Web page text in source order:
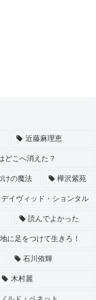
近藤麻理恵
どこへ消えた？
けの魔法 樺沢紫苑
デイヴィッド・ションタル
読んでよかった
地に足をつけて生きろ！
石川侑輝
木村麗